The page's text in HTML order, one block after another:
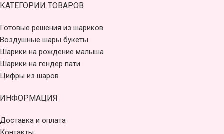
КАТЕГОРИИ ТОВАРОВ
Готовые решения из шариков
Воздушные шары букеты
Шарики на рождение малыша
Шарики на гендер пати
Цифры из шаров
ИНФОРМАЦИЯ
Доставка и оплата